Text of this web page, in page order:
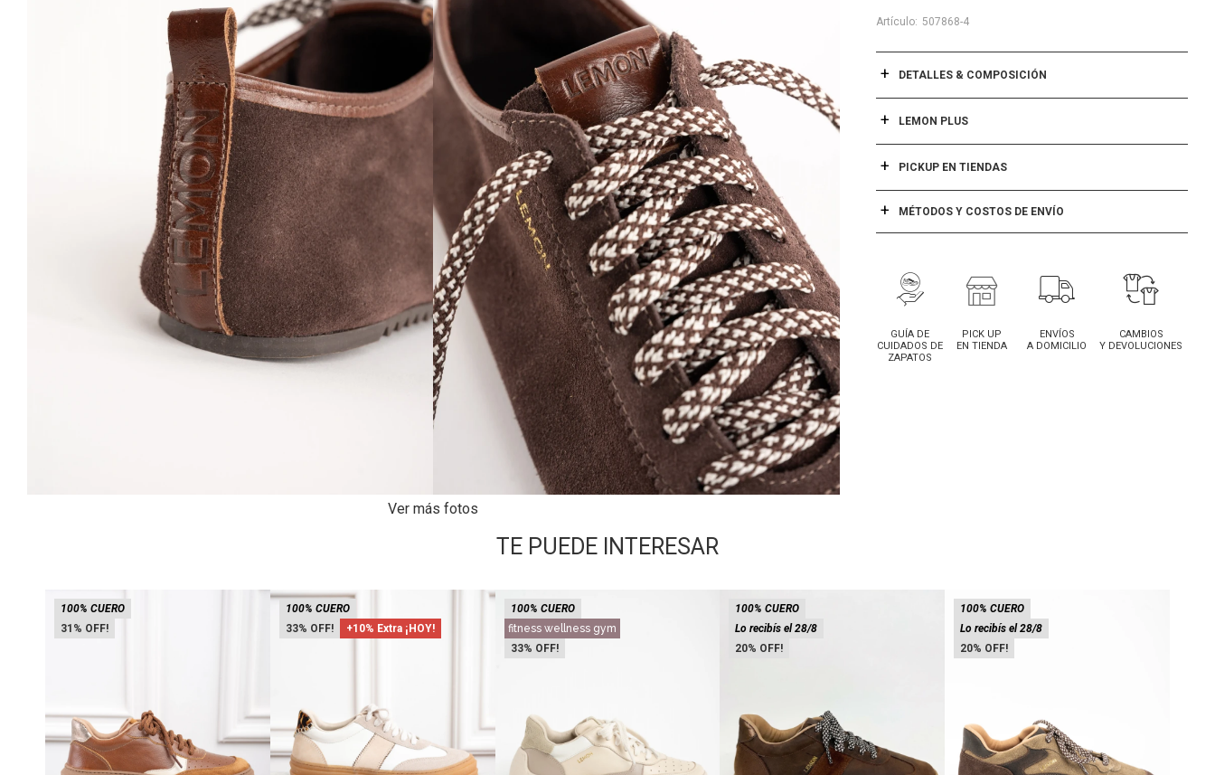
Ver más fotos
507868-4
DETALLES & COMPOSICIÓN
LEMON PLUS
PICKUP EN TIENDAS
MÉTODOS Y COSTOS DE ENVÍO
GUÍA DE
CUIDADOS DE
ZAPATOS
PICK UP
EN TIENDA
ENVÍOS
A DOMICILIO
CAMBIOS
Y DEVOLUCIONES
TE PUEDE INTERESAR
31
100% CUERO
33 +10% Extra ¡HOY!
100% CUERO
33
100% CUERO
fitness wellness gym
20
100% CUERO
Lo recibís el 28/8
20
100% CUERO
Lo recibís el 28/8